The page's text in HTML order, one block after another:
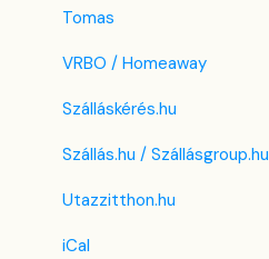
Tomas
VRBO / Homeaway
Szálláskérés.hu
Szállás.hu / Szállásgroup.hu
Utazzitthon.hu
iCal